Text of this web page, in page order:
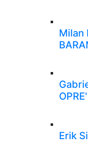
Milan
OPRE'
Erik